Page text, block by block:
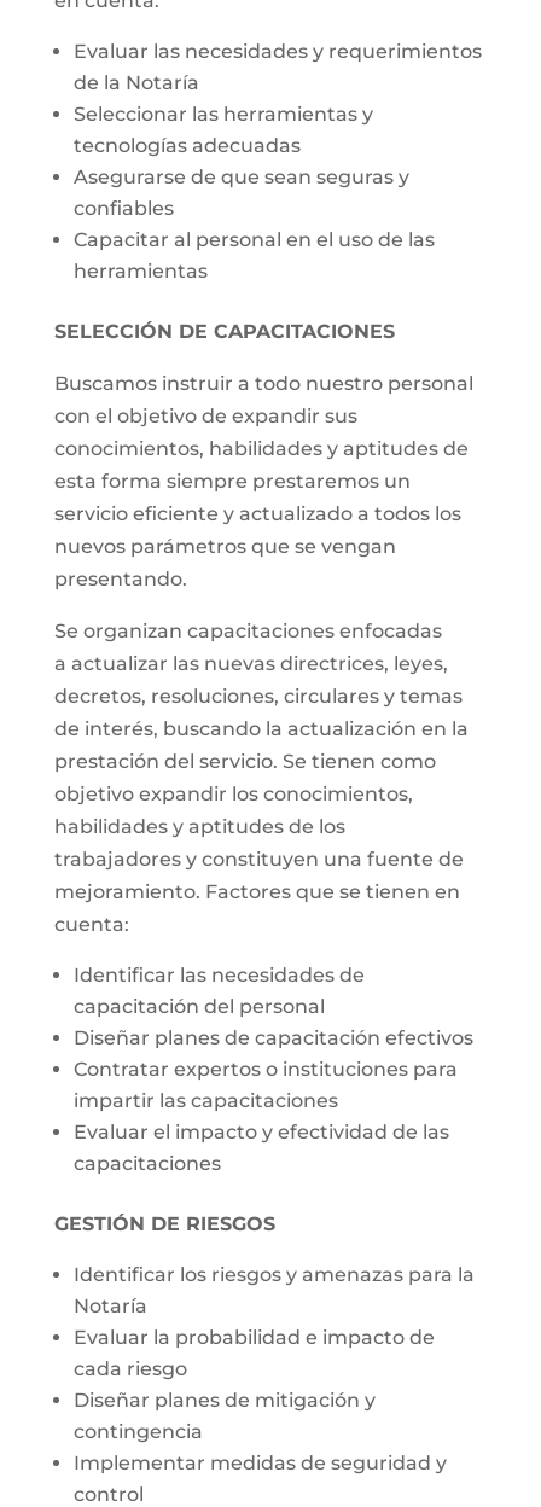
Evaluar las necesidades y requerimientos
de la Notaría
Seleccionar las herramientas y
tecnologías adecuadas
Asegurarse de que sean seguras y
confiables
Capacitar al personal en el uso de las
herramientas
SELECCIÓN DE CAPACITACIONES
Buscamos instruir a todo nuestro personal
con el objetivo de expandir sus
conocimientos, habilidades y aptitudes de
esta forma siempre prestaremos un
servicio eficiente y actualizado a todos los
nuevos parámetros que se vengan
presentando.
Se organizan capacitaciones enfocadas
a actualizar las nuevas directrices, leyes,
decretos, resoluciones, circulares y temas
de interés, buscando la actualización en la
prestación del servicio. Se tienen como
objetivo expandir los conocimientos,
habilidades y aptitudes de los
trabajadores y constituyen una fuente de
mejoramiento. Factores que se tienen en
cuenta:
Identificar las necesidades de
capacitación del personal
Diseñar planes de capacitación efectivos
Contratar expertos o instituciones para
impartir las capacitaciones
Evaluar el impacto y efectividad de las
capacitaciones
GESTIÓN DE RIESGOS
Identificar los riesgos y amenazas para la
Notaría
Evaluar la probabilidad e impacto de
cada riesgo
Diseñar planes de mitigación y
contingencia
Implementar medidas de seguridad y
control